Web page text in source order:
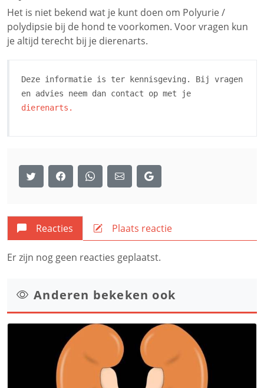
Het is niet bekend wat je kunt doen om Polyurie /
polydipsie bij de hond te voorkomen. Voor vragen kun
je altijd terecht bij je dierenarts.
Deze informatie is ter kennisgeving. Bij vragen
en advies neem dan contact op met je
dierenarts.
Reacties Plaats reactie
Er zijn nog geen reacties geplaatst.
Anderen bekeken ook